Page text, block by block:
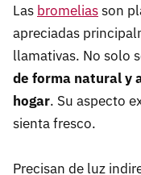
Las bromeliasson
apreciadas
llamativas. No solo
de forma natural y
hogar. Su aspecto
sienta fresco.
Precisan de luz